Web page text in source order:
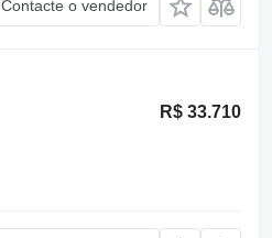
Contacte o vendedor
R$ 33.710